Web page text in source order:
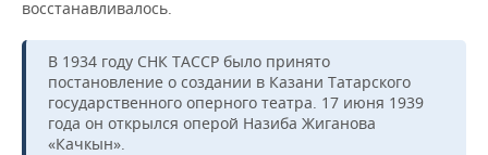
восстанавливалось.
В 1934 году СНК ТАССР было принято
постановление о создании в Казани Татарского
государственного оперного театра. 17 июня 1939
года он открылся оперой Назиба Жиганова
«Качкын».